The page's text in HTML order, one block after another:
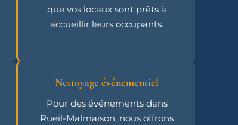
que vos locaux sont prêts à
accueillir leurs occupants.
Nettoyage événementiel
Pour des événements dans
Rueil-Malmaison, nous offrons